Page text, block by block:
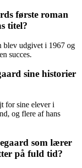
første roman
titel?
blev udgivet i 1967 og
succes.
sine historier
for sine elever i
og flere af hans
som lærer
på fuld tid?